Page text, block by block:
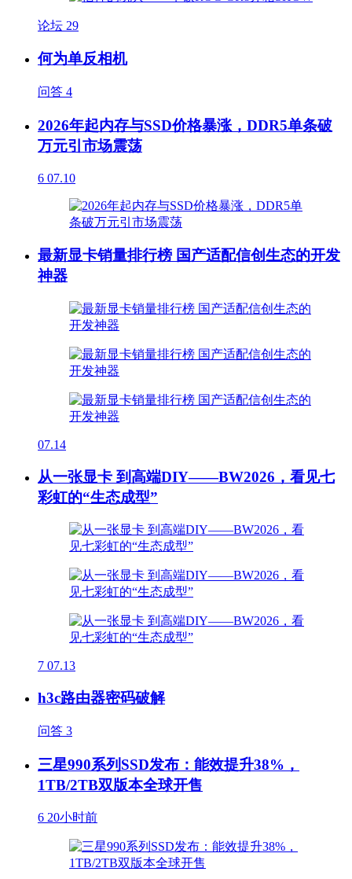
论坛 29
何为单反相机
问答 4
2026年起内存与SSD价格暴涨，DDR5单条破
万元引市场震荡
6 07.10
最新显卡销量排行榜 国产适配信创生态的开发
神器
07.14
从一张显卡 到高端DIY——BW2026，看见七
彩虹的“生态成型”
7 07.13
h3c路由器密码破解
问答 3
三星990系列SSD发布：能效提升38%，
1TB/2TB双版本全球开售
6 20小时前